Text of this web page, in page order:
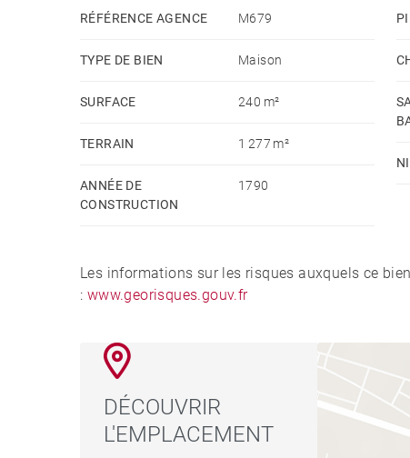
RÉFÉRENCE AGENCE M679
TYPE DE BIEN Maison
SURFACE 240 m²
TERRAIN 1 277 m²
ANNÉE DE
CONSTRUCTION
1790
Les informations sur les risques auxquels ce
: www.georisques.gouv.fr
DÉCOUVRIR
L'EMPLACEMENT